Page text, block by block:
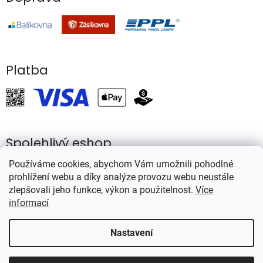
Používáme cookies, abychom Vám umožnili pohodlné
prohlížení webu a díky analýze provozu webu neustále
zlepšovali jeho funkce, výkon a použitelnost. Více
informací
Nastavení
Platba
Spolehlivý eshop
Vytvořil Shoptet
Copyright 2026Rybářství Mareš. Všechna práva vyhrazena.